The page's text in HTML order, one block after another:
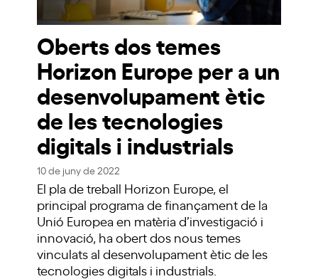
Oberts dos temes
Horizon Europe per a un
desenvolupament ètic
de les tecnologies
digitals i industrials
10 de juny de 2022
El pla de treball Horizon Europe, el
principal programa de finançament de la
Unió Europea en matèria d’investigació i
innovació, ha obert dos nous temes
vinculats al desenvolupament ètic de les
tecnologies digitals i industrials.